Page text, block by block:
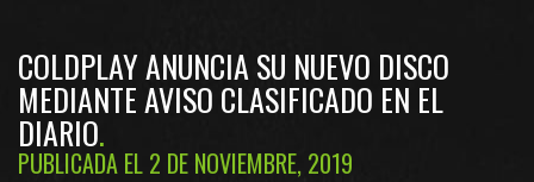
COLDPLAY ANUNCIA SU NUEVO DISCO
MEDIANTE AVISO CLASIFICADO EN EL
DIARIO
PUBLICADA EL 2 DE NOVIEMBRE, 2019